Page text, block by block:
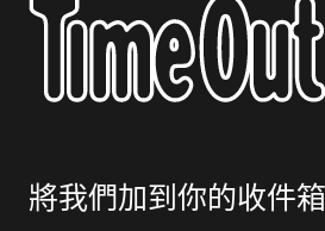
將我們加到你的收件箱